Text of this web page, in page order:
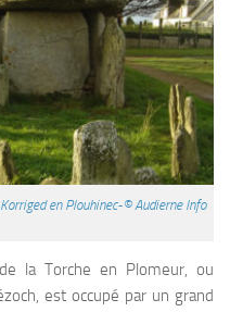
en Plouhinec-© Audierne Info
la Torche en Plomeur, ou
est occupé par un grand